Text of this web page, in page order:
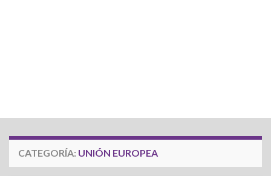
CATEGORÍA: UNIÓN EUROPEA